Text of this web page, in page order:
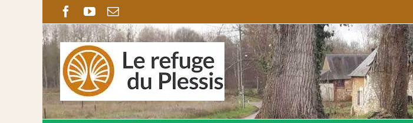
Facebook
YouTube
Email